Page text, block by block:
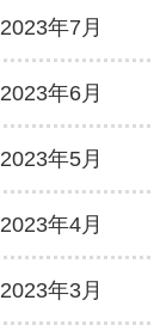
2023年7月
2023年6月
2023年5月
2023年4月
2023年3月